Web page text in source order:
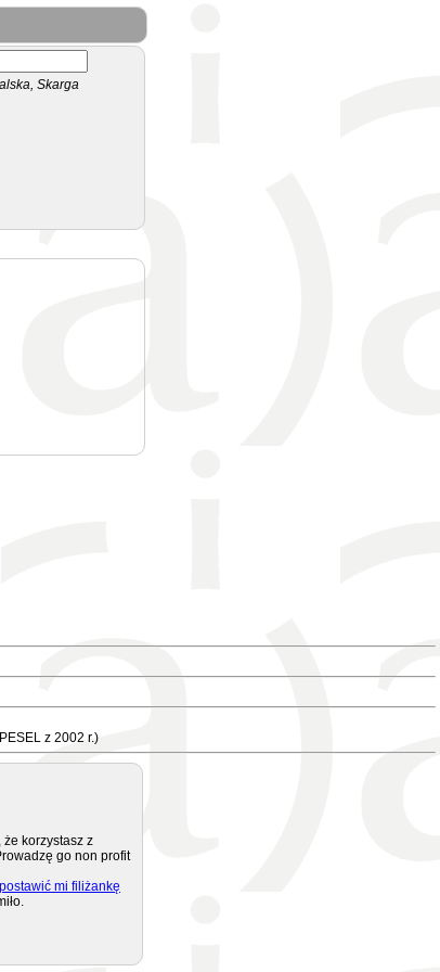
Skarga
z 2002 r.)
że korzystasz z
go non profit
postawić mi filiżankę